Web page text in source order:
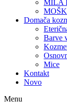
MILA
Domača
Barve
Mice
Kontakt
Novo
Menu